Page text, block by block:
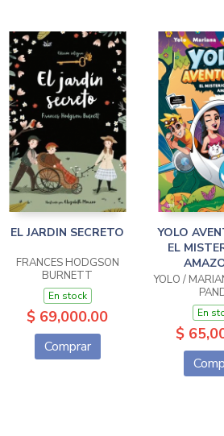
EL JARDIN SECRETO
FRANCES HODGSON
BURNETT
En stock
$ 69,000.00
Comprar
YOLO
EL
YOLO /
En
$